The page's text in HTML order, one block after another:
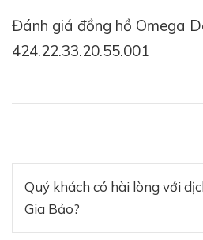
18k
nổi bật. Đây là 2 chất liệu
số thì nhà Omega tinh tế
cương và chữ số la mã xen kẽ
cương mang đến sự tỏa sáng,
số La Mã mang đến vẻ đẹp cổ
Đánh giá đồng hồ Omega
424.22.33.20.55.001
Quý khách có hài lòng với
Gia Bảo?